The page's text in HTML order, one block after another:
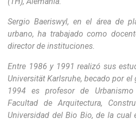
Sergio Baeriswyl, en el área de
urbano, ha trabajado como
director de instituciones.
Entre 1986 y 1991 realizó sus
Universität Karlsruhe, becado por el
1994 es profesor de
Facultad de Arquitectura,
Universidad del Bio Bio, de la cual